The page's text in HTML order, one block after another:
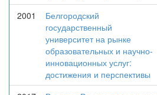
2001
Белгородский
государственный
университет на рынке
образовательных и научно-
инновационных услуг:
достижения и перспективы